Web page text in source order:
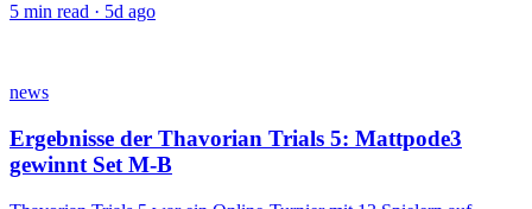
5 min read · 5d ago
news
Ergebnisse der Thavorian Trials 5: Mattpode3
gewinnt Set M-B